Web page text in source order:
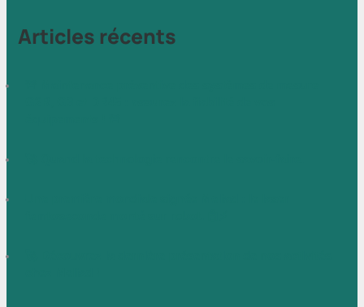
Articles récents